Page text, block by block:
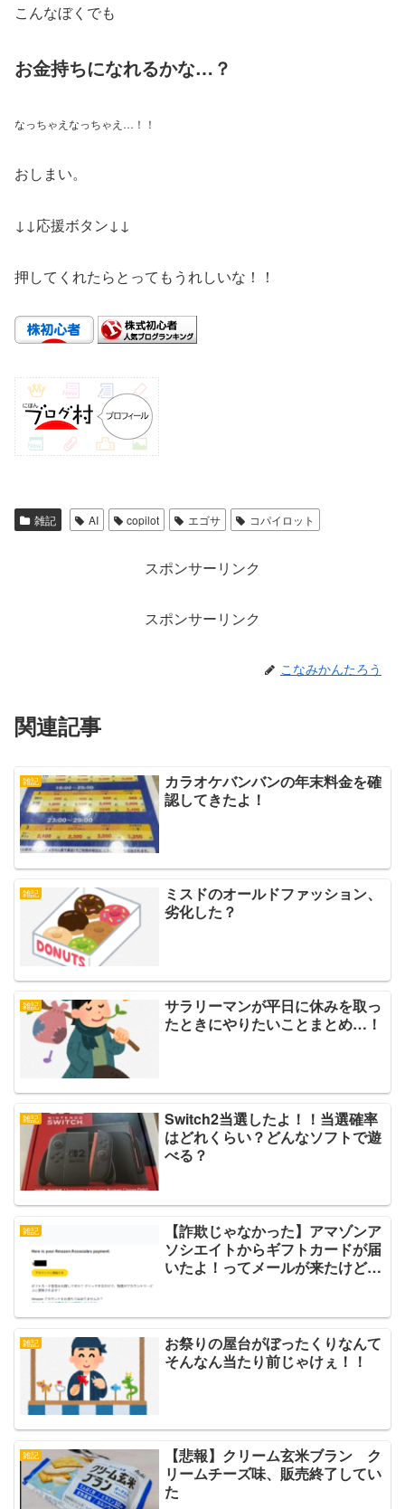
こんなぼくでも
お金持ちになれるかな…？
なっちゃえなっちゃえ…！！
おしまい。
↓↓応援ボタン↓↓
押してくれたらとってもうれしいな！！
雑記 AI copilot エゴサ コパイロット
スポンサーリンク
スポンサーリンク
こなみかんたろう
関連記事
雑記
カラオケバンバンの年末料金を確
認してきたよ！
雑記
ミスドのオールドファッション、
劣化した？
雑記
サラリーマンが平日に休みを取っ
たときにやりたいことまとめ…！
雑記
Switch2当選したよ！！当選確率
はどれくらい？どんなソフトで遊
べる？
雑記
【詐欺じゃなかった】アマゾンア
ソシエイトからギフトカードが届
いたよ！ってメールが来たけど…
雑記
お祭りの屋台がぼったくりなんて
そんなん当たり前じゃけぇ！！
雑記
【悲報】クリーム玄米ブラン ク
リームチーズ味、販売終了してい
た